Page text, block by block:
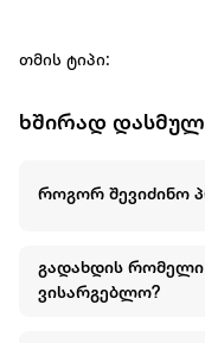
თმის ტიპი:
ხშირად
როგორ შევიძინო
გადახდის
ვისარგებლო?